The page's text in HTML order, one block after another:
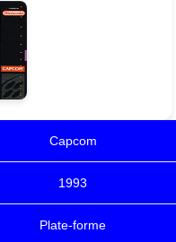
Capcom
1993
Plate-forme